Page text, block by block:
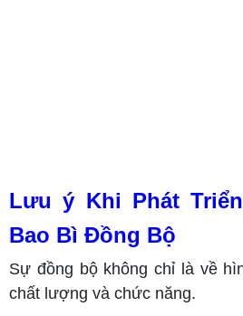
Lưu ý Khi Phát
Bao Bì Đồng Bộ
Sự đồng bộ không chỉ là về
chất lượng và chức năng.